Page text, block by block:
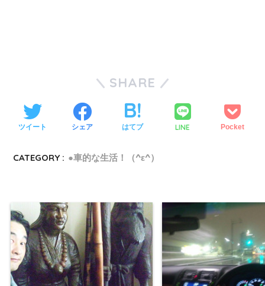
SHARE
ツイート シェア はてブ LINE Pocket
CATEGORY : ●車的な生活！（^ε^）